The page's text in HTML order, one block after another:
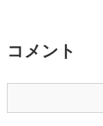
コメント